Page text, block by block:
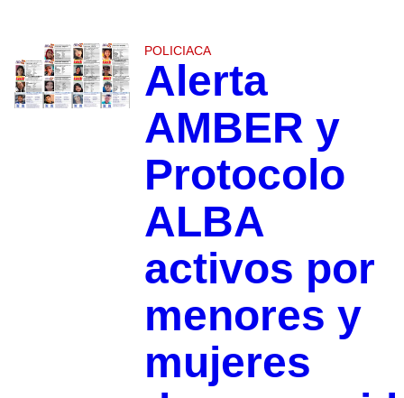
POLICIACA
Alerta
AMBER y
Protocolo
ALBA
activos por
menores y
mujeres